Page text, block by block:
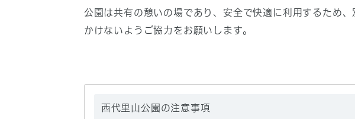
公園は共有の憩いの場であり、安全で快適に利用するため
かけないようご協力をお願いします。
西代里山公園の注意事項